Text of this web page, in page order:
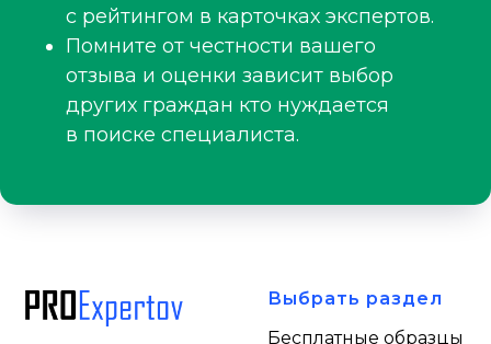
с рейтингом в карточках экспертов.
Помните от честности вашего
отзыва и оценки зависит выбор
других граждан кто нуждается
в поиске специалиста.
Выбрать раздел
Бесплатные образцы